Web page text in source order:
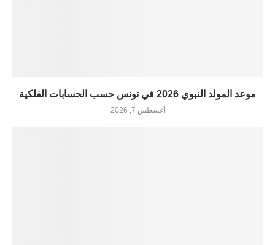
موعد المولد النبوي 2026 في تونس حسب الحسابات الفلكية
أغسطس 7, 2026